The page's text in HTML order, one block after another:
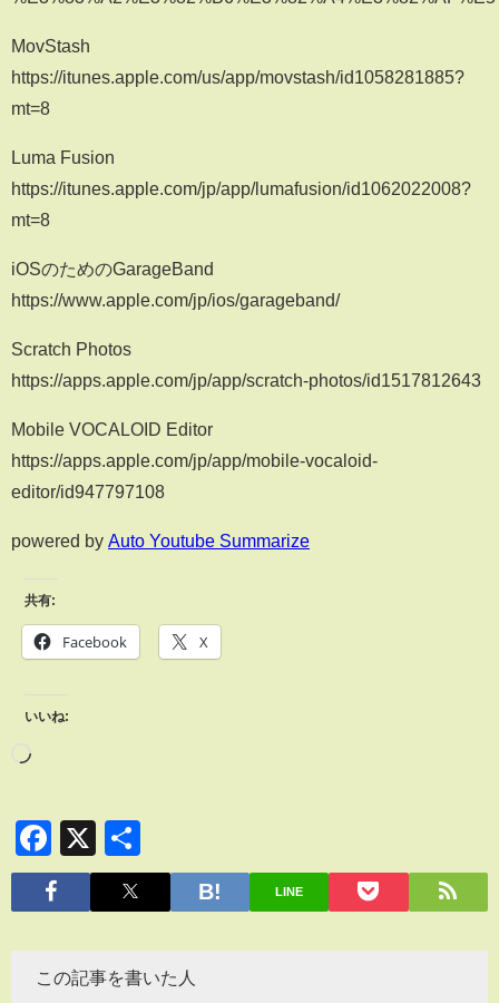
MovStash
https://itunes.apple.com/us/app/movstash/id1058281885?
mt=8
Luma Fusion
https://itunes.apple.com/jp/app/lumafusion/id1062022008?
mt=8
iOSのためのGarageBand
https://www.apple.com/jp/ios/garageband/
Scratch Photos
https://apps.apple.com/jp/app/scratch-photos/id1517812643
Mobile VOCALOID Editor
https://apps.apple.com/jp/app/mobile-vocaloid-
editor/id947797108
powered by Auto Youtube Summarize
共有:
Facebook X
いいね:
Facebook
X
有
LINE
この記事を書いた人